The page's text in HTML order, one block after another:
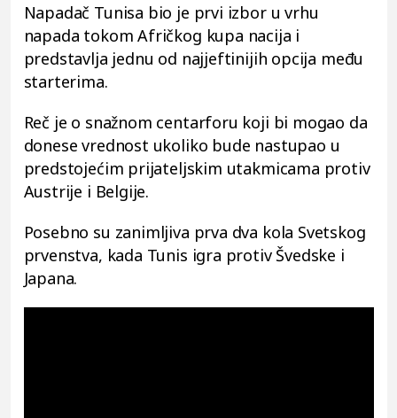
Napadač Tunisa bio je prvi izbor u vrhu
napada tokom Afričkog kupa nacija i
predstavlja jednu od najjeftinijih opcija među
starterima.
Reč je o snažnom centarforu koji bi mogao da
donese vrednost ukoliko bude nastupao u
predstojećim prijateljskim utakmicama protiv
Austrije i Belgije.
Posebno su zanimljiva prva dva kola Svetskog
prvenstva, kada Tunis igra protiv Švedske i
Japana.